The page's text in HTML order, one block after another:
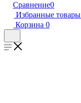
Сравнение0
Избранные товары
Корзина 0